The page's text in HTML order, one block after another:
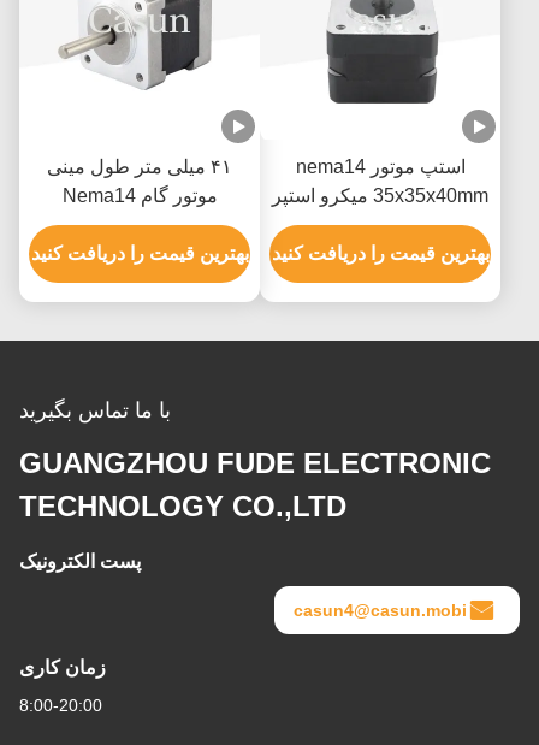
استپ موتور nema14
35x35x40mm میکرو استپر
موتور 350mN.m با گشتاور
بالا
بهترین قیمت را دریافت کنید
۴۱ میلی متر طول مینی
موتور گام Nema14
35x35x41mm 180mN.M
برای دستگاه پزشکی
بهترین قیمت را دریافت کنید
با ما تماس بگیرید
GUANGZHOU FUDE ELECTRONIC
TECHNOLOGY CO.,LTD
پست الکترونیک
casun4@casun.mobi
زمان کاری
8:00-20:00